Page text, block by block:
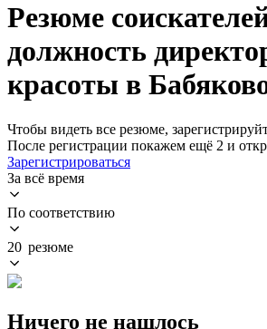
Резюме
должность
красоты в
Чтобы видеть все резюме,
После регистрации покажем ещё 2 и
Зарегистрироваться
За всё время
По соответствию
20 резюме
Ничего не нашлось